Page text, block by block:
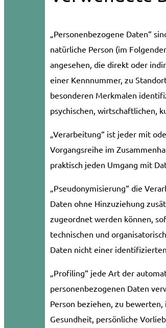
„Personenbezogene Daten“
natürliche Person (im
angesehen, die direkt oder
einer Kennnummer, zu
besonderen Merkmalen
psychischen, wirtschaftlichen,
„Verarbeitung“ ist jeder mit
Vorgangsreihe im
praktisch jeden Umgang mit
„Pseudonymisierung“ die
Daten ohne Hinzuziehung
zugeordnet werden können,
technischen und
Daten nicht einer
„Profiling“ jede Art der
personenbezogenen Daten
Person beziehen, zu
Gesundheit, persönliche